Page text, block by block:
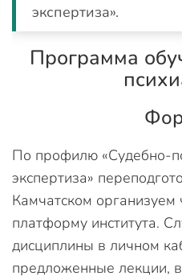
экспертиза».
Программа
По профилю «Судебно-
экспертиза»
Камчатском
платформу института.
дисциплины в личном
предложенные лекции,